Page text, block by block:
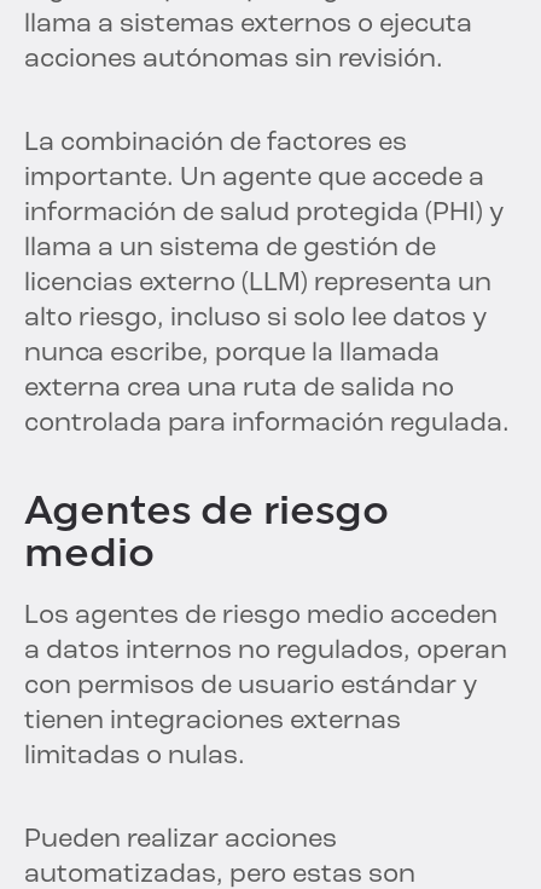
llama a sistemas externos o ejecuta
acciones autónomas sin revisión.
La combinación de factores es
importante. Un agente que accede a
información de salud protegida (PHI) y
llama a un sistema de gestión de
licencias externo (LLM) representa un
alto riesgo, incluso si solo lee datos y
nunca escribe, porque la llamada
externa crea una ruta de salida no
controlada para información regulada.
Agentes de riesgo
medio
Los agentes de riesgo medio acceden
a datos internos no regulados, operan
con permisos de usuario estándar y
tienen integraciones externas
limitadas o nulas.
Pueden realizar acciones
automatizadas, pero estas son